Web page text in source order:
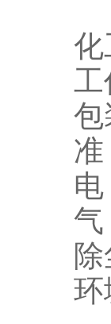
化
工
包